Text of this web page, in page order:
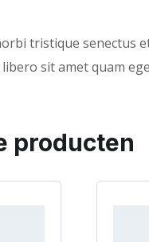
tristique senectus
sit amet quam
producten